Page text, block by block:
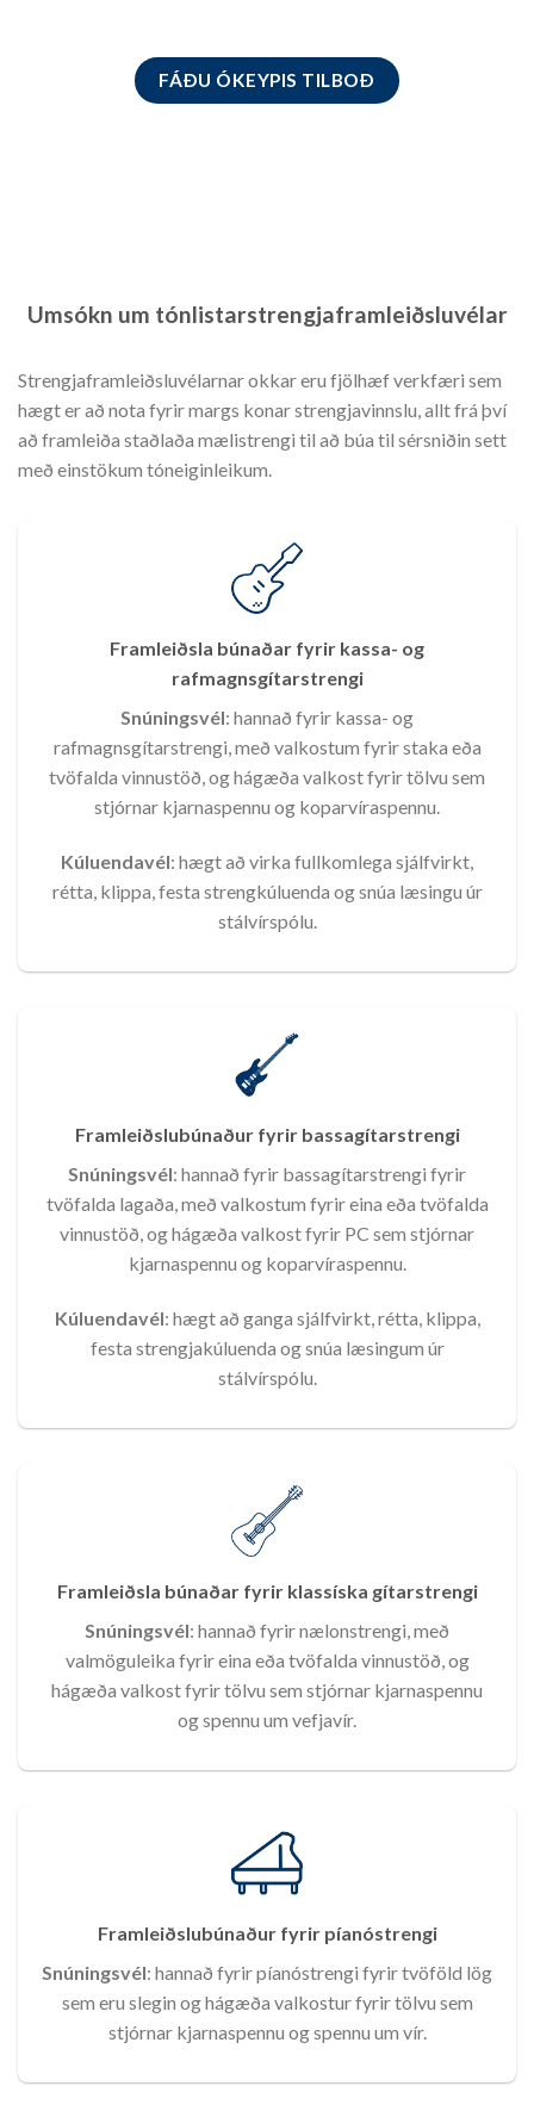
FÁÐU ÓKEYPIS TILBOÐ
Umsókn um tónlistarstrengjaframleiðsluvélar
Strengjaframleiðsluvélarnar okkar eru fjölhæf verkfæri sem
hægt er að nota fyrir margs konar strengjavinnslu, allt frá því
að framleiða staðlaða mælistrengi til að búa til sérsniðin sett
með einstökum tóneiginleikum.
Framleiðsla búnaðar fyrir kassa- og
rafmagnsgítarstrengi
Snúningsvél: hannað fyrir kassa- og
rafmagnsgítarstrengi, með valkostum fyrir staka eða
tvöfalda vinnustöð, og hágæða valkost fyrir tölvu sem
stjórnar kjarnaspennu og koparvíraspennu.
Kúluendavél: hægt að virka fullkomlega sjálfvirkt,
rétta, klippa, festa strengkúluenda og snúa læsingu úr
stálvírspólu.
Framleiðslubúnaður fyrir bassagítarstrengi
Snúningsvél: hannað fyrir bassagítarstrengi fyrir
tvöfalda lagaða, með valkostum fyrir eina eða tvöfalda
vinnustöð, og hágæða valkost fyrir PC sem stjórnar
kjarnaspennu og koparvíraspennu.
Kúluendavél: hægt að ganga sjálfvirkt, rétta, klippa,
festa strengjakúluenda og snúa læsingum úr
stálvírspólu.
Framleiðsla búnaðar fyrir klassíska gítarstrengi
Snúningsvél: hannað fyrir nælonstrengi, með
valmöguleika fyrir eina eða tvöfalda vinnustöð, og
hágæða valkost fyrir tölvu sem stjórnar kjarnaspennu
og spennu um vefjavír.
Framleiðslubúnaður fyrir píanóstrengi
Snúningsvél: hannað fyrir píanóstrengi fyrir tvöföld lög
sem eru slegin og hágæða valkostur fyrir tölvu sem
stjórnar kjarnaspennu og spennu um vír.